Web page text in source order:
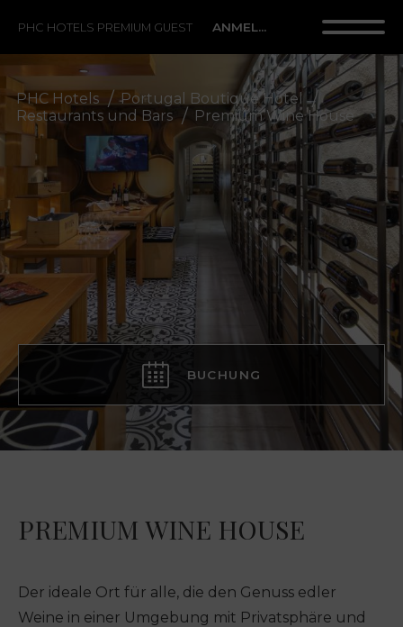
PHC HOTELS PREMIUM GUEST ANMELDUNG
PHC Hotels
Portugal Boutique Hotel
Restaurants und Bars
Premium Wine House
BUCHUNG
PREMIUM WINE HOUSE
Der ideale Ort für alle, die den Genuss edler
Weine in einer Umgebung mit Privatsphäre und